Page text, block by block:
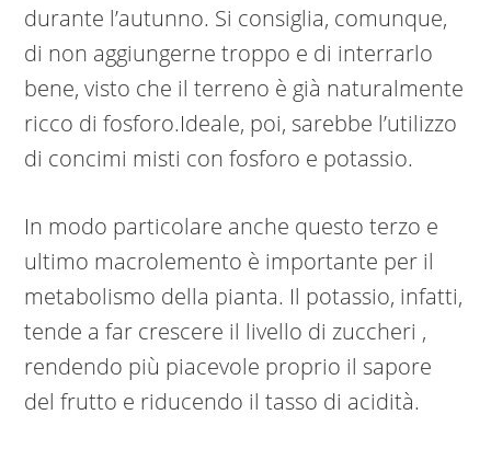
durante l’autunno. Si consiglia, comunque,
di non aggiungerne troppo e di interrarlo
bene, visto che il terreno è già naturalmente
ricco di fosforo.Ideale, poi, sarebbe l’utilizzo
di concimi misti con fosforo e potassio.
In modo particolare anche questo terzo e
ultimo macrolemento è importante per il
metabolismo della pianta. Il potassio, infatti,
tende a far crescere il livello di zuccheri ,
rendendo più piacevole proprio il sapore
del frutto e riducendo il tasso di acidità.